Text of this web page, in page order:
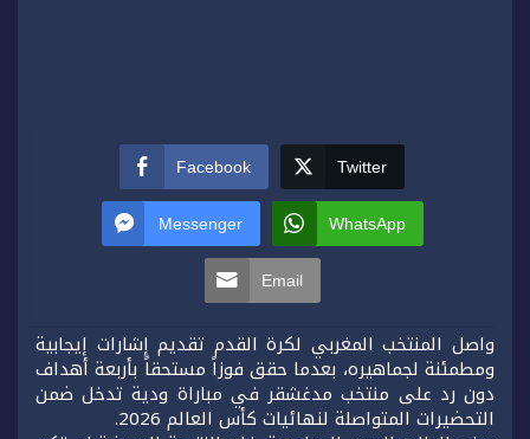
Facebook Twitter
Messenger WhatsApp
Email
واصل المنتخب المغربي لكرة القدم تقديم إشارات إيجابية
ومطمئنة لجماهيره، بعدما حقق فوزاً مستحقاً بأربعة أهداف
دون رد على منتخب مدغشقر في مباراة ودية تدخل ضمن
التحضيرات المتواصلة لنهائيات كأس العالم 2026.